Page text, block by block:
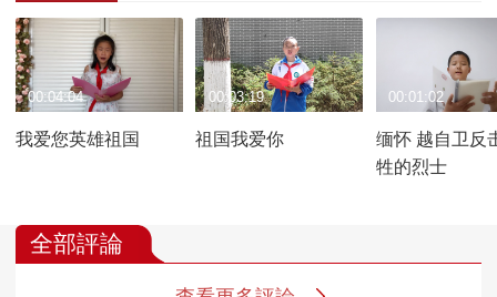
我爱您英雄祖国
00:04:04
祖国我爱你
00:03:19
缅怀 越自卫反
牲的烈士
00:01:02
全部評論